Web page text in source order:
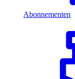
Abonnementen